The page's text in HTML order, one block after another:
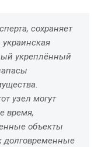
сохраняет
укреплённый
узел могут
время,
объекты
долговременные